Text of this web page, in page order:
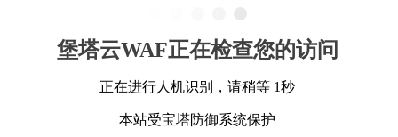
堡塔云WAF正在检查您的访问
正在进行人机识别，请稍等 1秒
本站受宝塔防御系统保护